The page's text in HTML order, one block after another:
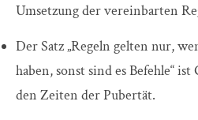
Umsetzung der vereinbarten
Der Satz „Regeln gelten nur,
haben, sonst sind es Befehle“
den Zeiten der Pubertät.